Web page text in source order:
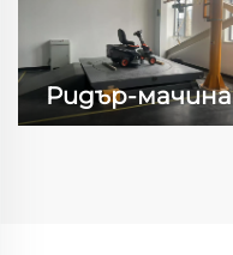
Ридър-мачина